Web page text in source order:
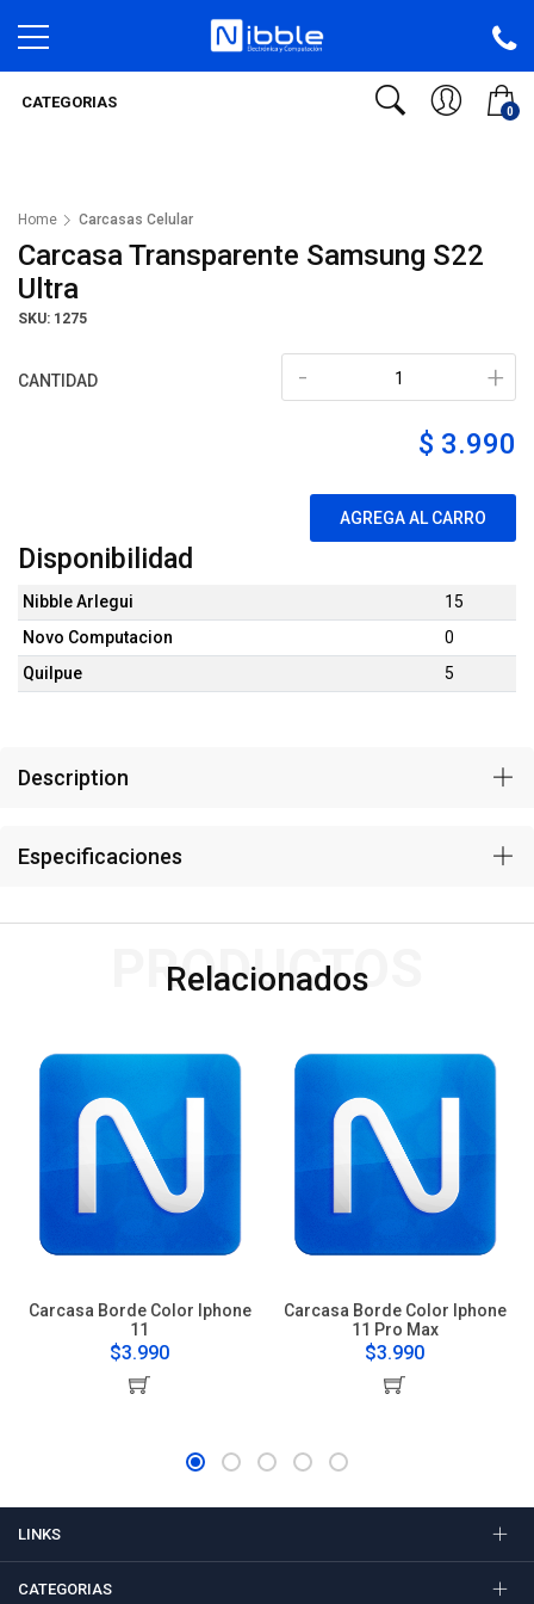
0
CATEGORIAS
Home Carcasas Celular
Carcasa Transparente Samsung S22
Ultra
SKU: 1275
CANTIDAD +
-
$ 3.990
AGREGA AL CARRO
Disponibilidad
Nibble Arlegui
15
Novo Computacion
0
Quilpue
5
Description
Especificaciones
Relacionados
PRODUCTOS
Carcasa Borde Color Iphone
11
$3.990
Carcasa Borde Color Iphone
11 Pro Max
$3.990
LINKS
CATEGORIAS